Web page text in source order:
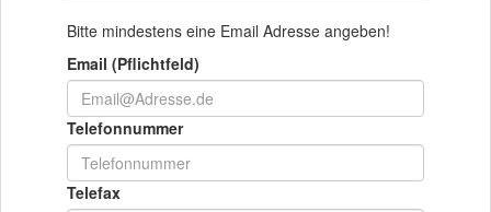
Bitte mindestens eine Email Adresse angeben!
Email (Pflichtfeld)
Telefonnummer
Telefax